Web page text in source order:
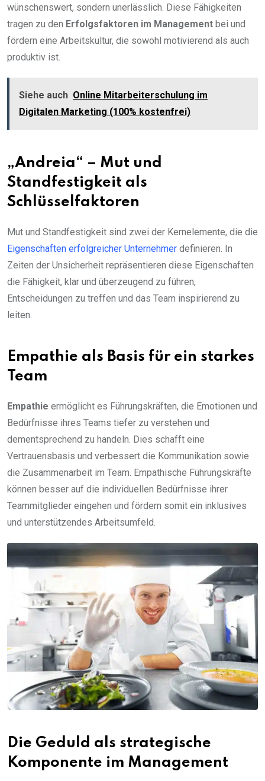
wünschenswert, sondern unerlässlich. Diese Fähigkeiten
tragen zu den Erfolgsfaktoren im Management bei und
fördern eine Arbeitskultur, die sowohl motivierend als auch
produktiv ist.
Siehe auch Online Mitarbeiterschulung im
Digitalen Marketing (100% kostenfrei)
„Andreia“ – Mut und
Standfestigkeit als
Schlüsselfaktoren
Mut und Standfestigkeit sind zwei der Kernelemente, die die
Eigenschaften erfolgreicher Unternehmer definieren. In
Zeiten der Unsicherheit repräsentieren diese Eigenschaften
die Fähigkeit, klar und überzeugend zu führen,
Entscheidungen zu treffen und das Team inspirierend zu
leiten.
Empathie als Basis für ein starkes
Team
Empathie ermöglicht es Führungskräften, die Emotionen und
Bedürfnisse ihres Teams tiefer zu verstehen und
dementsprechend zu handeln. Dies schafft eine
Vertrauensbasis und verbessert die Kommunikation sowie
die Zusammenarbeit im Team. Empathische Führungskräfte
können besser auf die individuellen Bedürfnisse ihrer
Teammitglieder eingehen und fördern somit ein inklusives
und unterstützendes Arbeitsumfeld.
Die Geduld als strategische
Komponente im Management